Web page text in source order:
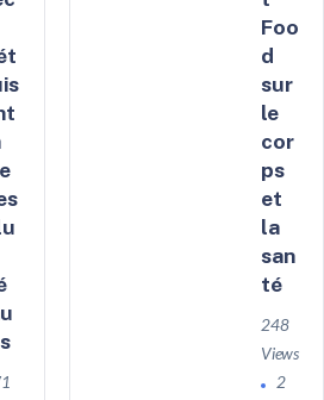
Foo
d
sur
le
cor
ps
et
la
san
té
248
Views
2